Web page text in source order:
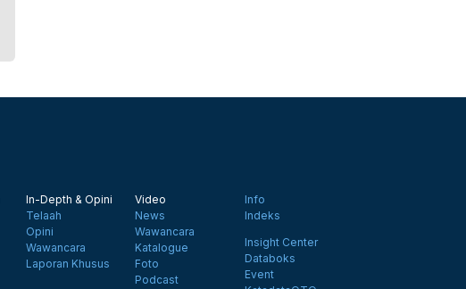
In-Depth & Opini
Telaah
Opini
Wawancara
Laporan Khusus
Video
News
Wawancara
Katalogue
Foto
Podcast
Info
Indeks
Insight Center
Databoks
Event